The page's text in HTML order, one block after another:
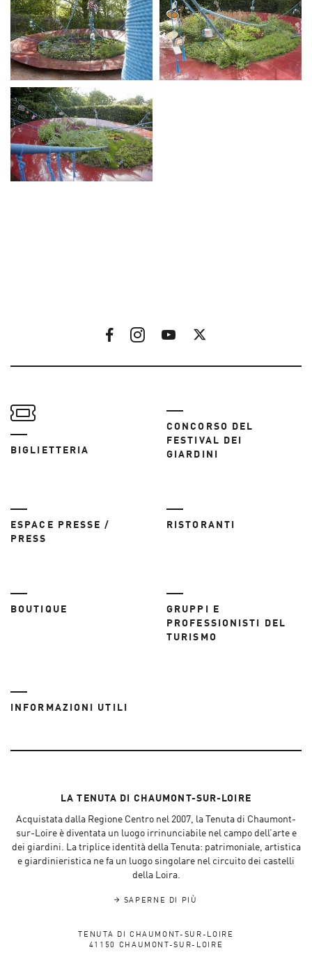
BIGLIETTERIA
CONCORSO DEL
FESTIVAL DEI
GIARDINI
ESPACE PRESSE /
PRESS
RISTORANTI
BOUTIQUE
GRUPPI E
PROFESSIONISTI DEL
TURISMO
INFORMAZIONI UTILI
LA TENUTA DI CHAUMONT-SUR-LOIRE
Acquistata dalla Regione Centro nel 2007, la Tenuta di Chaumont-
sur-Loire è diventata un luogo irrinunciabile nel campo dell’arte e
dei giardini. La triplice identità della Tenuta: patrimoniale, artistica
e giardinieristica ne fa un luogo singolare nel circuito dei castelli
della Loira.
SAPERNE DI PIÙ
TENUTA DI CHAUMONT-SUR-LOIRE
41150 CHAUMONT-SUR-LOIRE